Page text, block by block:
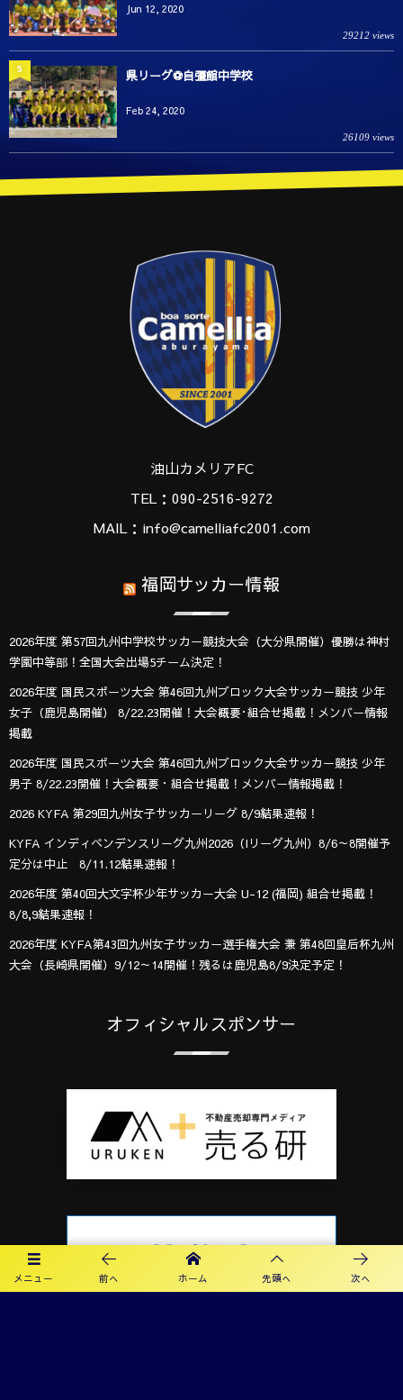
Jun 12, 2020
29212 views
県リーグ⚽️自彊館中学校
Feb 24, 2020
26109 views
5
メニュー 前へ ホーム 先頭へ 次へ
油山カメリアFC
TEL：090-2516-9272
MAIL：info@camelliafc2001.com
福岡サッカー情報
2026年度 第57回九州中学校サッカー競技大会（大分県開催）優勝は神村
学園中等部！全国大会出場5チーム決定！
2026年度 国民スポーツ大会 第46回九州ブロック大会サッカー競技 少年
女子（鹿児島開催） 8/22.23開催！大会概要･組合せ掲載！メンバー情報
掲載
2026年度 国民スポーツ大会 第46回九州ブロック大会サッカー競技 少年
男子 8/22.23開催！大会概要・組合せ掲載！メンバー情報掲載！
2026 KYFA 第29回九州女子サッカーリーグ 8/9結果速報！
KYFA インディペンデンスリーグ九州2026（Iリーグ九州）8/6～8開催予
定分は中止 8/11.12結果速報！
2026年度 第40回大文字杯少年サッカー大会 U-12 (福岡) 組合せ掲載！
8/8,9結果速報！
2026年度 KYFA第43回九州女子サッカー選手権大会 兼 第48回皇后杯九州
大会（長崎県開催）9/12～14開催！残るは鹿児島8/9決定予定！
オフィシャルスポンサー